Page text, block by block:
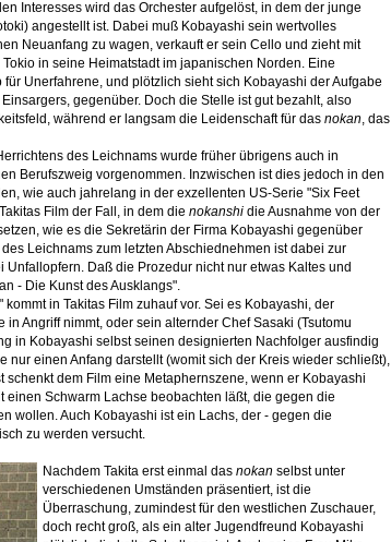
Interesses wird das Orchester aufgelöst, in dem der junge
angestellt ist. Dabei muß Kobayashi sein wertvolles
Neuanfang zu wagen, verkauft er sein Cello und zieht mit
in seine Heimatstadt im japanischen Norden. Eine
Unerfahrene, und plötzlich sieht sich Kobayashi der Aufgabe
gegenüber. Doch die Stelle ist gut bezahlt, also
während er langsam die Leidenschaft für das nokan , das
des Leichnams wurde früher übrigens auch in
Berufszweig vorgenommen. Inzwischen ist dies jedoch in den
wie auch jahrelang in der exzellenten US-Serie "Six Feet
Film der Fall, in dem die nokanshidie Ausnahme von der
wie es die Sekretärin der Firma Kobayashi gegenüber
Leichnams zum letzten Abschiednehmen ist dabei zur
Daß die Prozedur nicht nur etwas Kaltes und
- Die Kunst des Ausklangs".
in Takitas Film zuhauf vor. Sei es Kobayashi, der
Angriff nimmt, oder sein alternder Chef Sasaki (Tsutomu
in Kobayashi selbst seinen designierten Nachfolger ausfindig
nur einen Anfang darstellt (womit sich der Kreis wieder schließt),
schenkt dem Film eine Metaphernszene, wenn er Kobayashi
einen Schwarm Lachse beobachten läßt, die gegen die
wollen. Auch Kobayashi ist ein Lachs, der - gegen die
zu werden versucht.
Nachdem Takita erst einmal dasnokan selbst unter
verschiedenen Umständen präsentiert, ist die
Überraschung, zumindest für den westlichen Zuschauer,
doch recht groß, als ein alter Jugendfreund Kobayashi